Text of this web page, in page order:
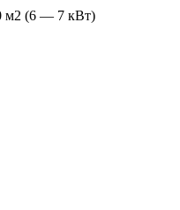
м2 (6 — 7 кВт)